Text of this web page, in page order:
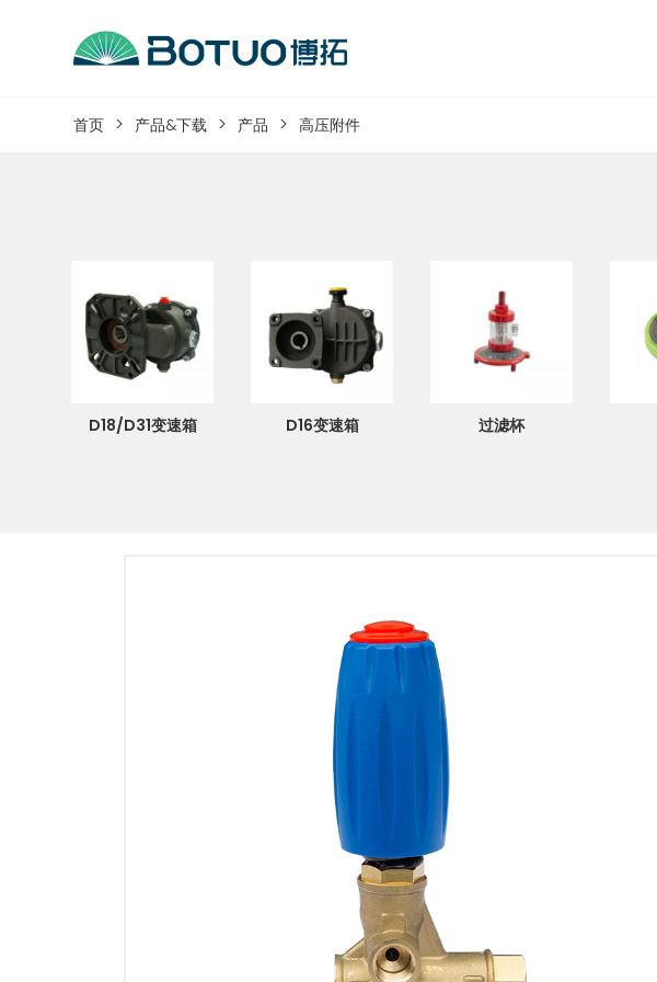
客户服务
如果您遇到任何疑问，可以通过以下方式联系我们
首页 产品&下载 产品 高压附件
D18/D31变速箱 D16变速箱 过滤杯